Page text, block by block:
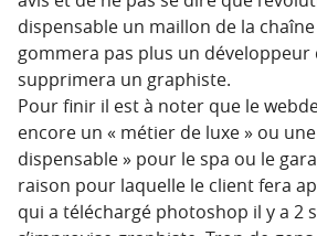
dispensable un maillon de la chaîne
gommera pas plus un
supprimera un graphiste.
Pour finir il est à noter que le
encore un « métier de luxe » ou
dispensable » pour le spa ou le
raison pour laquelle le client fera
qui a téléchargé photoshop il y a 2